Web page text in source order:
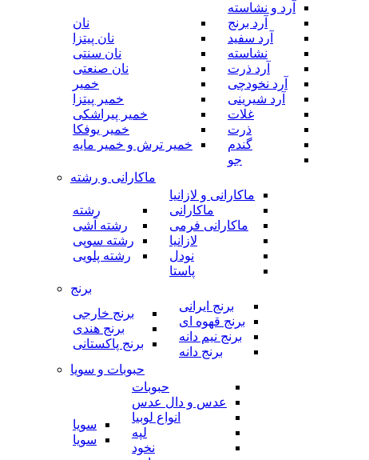
آرد و نشاسته
آرد برنج
آرد سفید
نشاسته
آرد ذرت
آرد نخودچی
آرد شیرینی
غلات
ذرت
گندم
جو
نان
نان پیتزا
نان سنتی
نان صنعتی
خمیر
خمیر پیتزا
خمیر پیراشکی
خمیر یوفکا
خمیر ترش و خمیر مایه
ماکارانی و رشته
ماکارانی و لازانیا
ماکارانی
ماکارانی فرمی
لازانیا
نودل
پاستا
رشته
رشته آشی
رشته سوپی
رشته پلویی
برنج
برنج ایرانی
برنج قهوه ای
برنج نیم دانه
برنج دانه
برنج خارجی
برنج هندی
برنج پاکستانی
حبوبات و سویا
حبوبات
عدس و دال عدس
انواع لوبیا
لپه
نخود
سویا
سویا